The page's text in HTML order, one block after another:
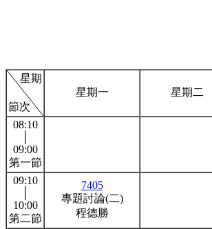
星期
節次
星期一 星期二
08:10
09:00
第一節
09:10
10:00
第二節
7405
專題討論(二)
程德勝